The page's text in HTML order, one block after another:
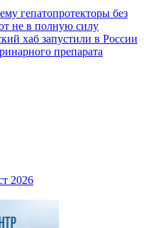
гепатопротекторы без
не в полную силу
хаб запустили в России
препарата
2026